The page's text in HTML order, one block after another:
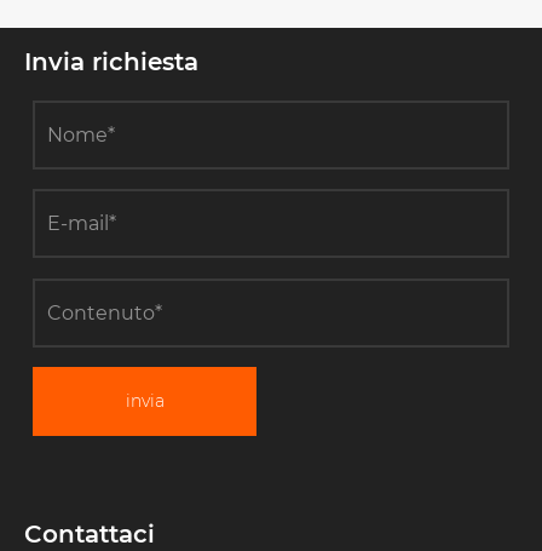
Invia richiesta
invia
Contattaci